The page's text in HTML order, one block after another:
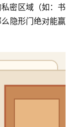
密区域（如：书
隐形门绝对能赢